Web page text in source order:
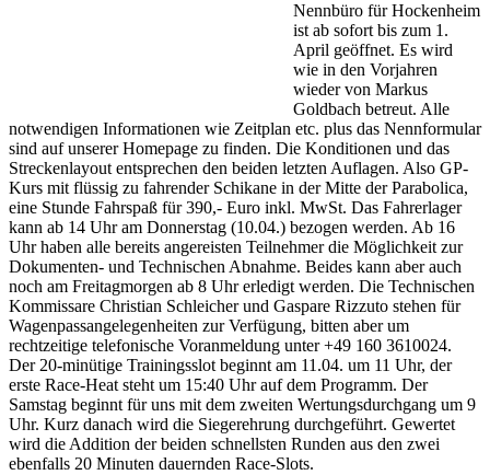
Nennbüro für Hockenheim
ist ab sofort bis zum 1.
April geöffnet. Es wird
wie in den Vorjahren
wieder von Markus
Goldbach betreut. Alle
notwendigen Informationen wie Zeitplan etc. plus das Nennformular
sind auf unserer Homepage zu finden. Die Konditionen und das
Streckenlayout entsprechen den beiden letzten Auflagen. Also GP-
Kurs mit flüssig zu fahrender Schikane in der Mitte der Parabolica,
eine Stunde Fahrspaß für 390,- Euro inkl. MwSt. Das Fahrerlager
kann ab 14 Uhr am Donnerstag (10.04.) bezogen werden. Ab 16
Uhr haben alle bereits angereisten Teilnehmer die Möglichkeit zur
Dokumenten- und Technischen Abnahme. Beides kann aber auch
noch am Freitagmorgen ab 8 Uhr erledigt werden. Die Technischen
Kommissare Christian Schleicher und Gaspare Rizzuto stehen für
Wagenpassangelegenheiten zur Verfügung, bitten aber um
rechtzeitige telefonische Voranmeldung unter +49 160 3610024.
Der 20-minütige Trainingsslot beginnt am 11.04. um 11 Uhr, der
erste Race-Heat steht um 15:40 Uhr auf dem Programm. Der
Samstag beginnt für uns mit dem zweiten Wertungsdurchgang um 9
Uhr. Kurz danach wird die Siegerehrung durchgeführt. Gewertet
wird die Addition der beiden schnellsten Runden aus den zwei
ebenfalls 20 Minuten dauernden Race-Slots.